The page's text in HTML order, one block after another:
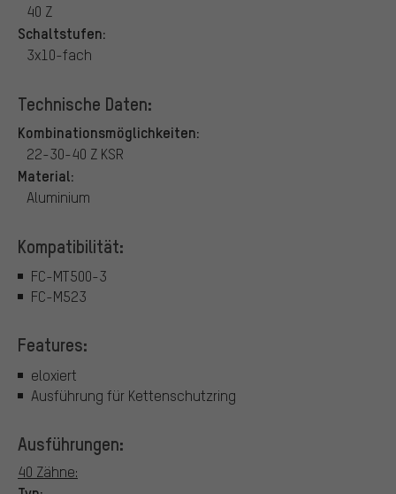
40 Z
Schaltstufen:
3x10-fach
Technische Daten:
Kombinationsmöglichkeiten:
22-30-40 Z KSR
Material:
Aluminium
Kompatibilität:
FC-MT500-3
FC-M523
Features:
eloxiert
Ausführung für Kettenschutzring
Ausführungen:
40 Zähne: